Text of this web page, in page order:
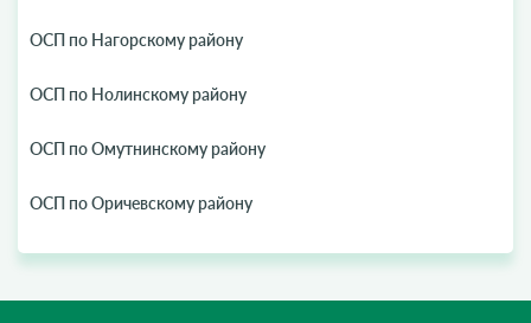
ОСП по Нагорскому району
ОСП по Нолинскому району
ОСП по Омутнинскому району
ОСП по Оричевскому району